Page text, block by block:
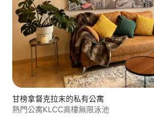
甘榜拿督克拉末的私有公寓
熱門公寓KLCC高樓無限泳池